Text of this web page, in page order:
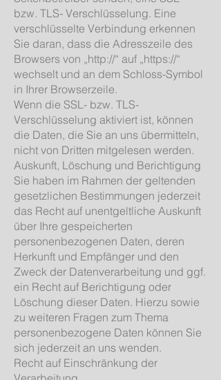
bzw. TLS- Verschlüsselung. Eine
verschlüsselte Verbindung erkennen
Sie daran, dass die Adresszeile des
Browsers von „http://“ auf „https://“
wechselt und an dem Schloss-Symbol
in Ihrer Browserzeile.
Wenn die SSL- bzw. TLS-
Verschlüsselung aktiviert ist, können
die Daten, die Sie an uns übermitteln,
nicht von Dritten mitgelesen werden.
Auskunft, Löschung und Berichtigung
Sie haben im Rahmen der geltenden
gesetzlichen Bestimmungen jederzeit
das Recht auf unentgeltliche Auskunft
über Ihre gespeicherten
personenbezogenen Daten, deren
Herkunft und Empfänger und den
Zweck der Datenverarbeitung und ggf.
ein Recht auf Berichtigung oder
Löschung dieser Daten. Hierzu sowie
zu weiteren Fragen zum Thema
personenbezogene Daten können Sie
sich jederzeit an uns wenden.
Recht auf Einschränkung der